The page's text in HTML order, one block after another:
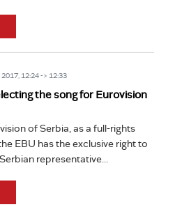
12:24 -> 12:33
the song for Eurovision
of Serbia, as a full-rights
EBU has the exclusive right to
representative...